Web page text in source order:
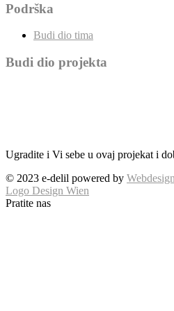
Podrška
Budi dio tima
Budi dio projekta
Ugradite i Vi sebe u ovaj projekat i
© 2023 e-delil powered by
Logo Design Wien
Pratite nas